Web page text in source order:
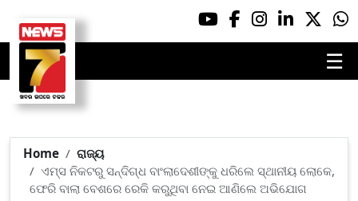
☰
Home
ରାଜ୍ୟ
ଏମ୍ସ ନିକଟରୁ ସନ୍ଦିଗ୍ଧ ବାଂଲାଦେଶୀଙ୍କୁ ଧରିଲେ ସ୍ଥାନୀୟ ଲୋକେ,
ଫେରି ବାଲା ବେଶରେ ରେକି କରୁଥିବା ନେଇ ଆଣିଲେ ଅଭିଯୋଗ